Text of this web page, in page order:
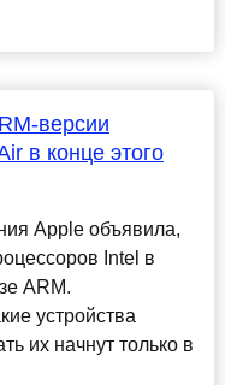
версии
в конце этого
Apple объявила,
Intel в
ARM.
устройства
их начнут только в